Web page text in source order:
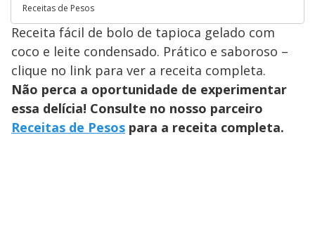
Receitas de Pesos
Receita fácil de bolo de tapioca gelado com
coco e leite condensado. Prático e saboroso –
clique no link para ver a receita completa.
Não perca a oportunidade de experimentar
essa delícia! Consulte no nosso parceiro
Receitas de Pesos para a receita completa.